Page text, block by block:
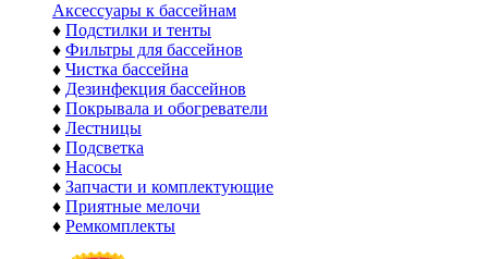
Аксессуары к бассейнам
♦ Подстилки и тенты
♦ Фильтры для бассейнов
♦ Чистка бассейна
♦ Дезинфекция бассейнов
♦ Покрывала и обогреватели
♦ Лестницы
♦ Подсветка
♦ Насосы
♦ Запчасти и комплектующие
♦ Приятные мелочи
♦ Ремкомплекты